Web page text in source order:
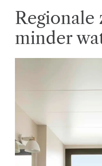
Regionale
minder